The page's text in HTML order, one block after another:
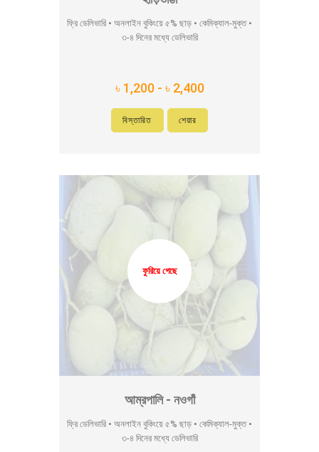
ফ্রি ডেলিভারি • অনলাইন বুকিংয়ে ৫% ছাড় • কেমিক্যাল-মুক্ত •
৩-৪ দিনের মধ্যে ডেলিভারি
৳ 1,200 - ৳ 2,400
বিস্তারিত শেয়ার
ফুরিয়ে গেছে
আম্রপালি - নওগাঁ
ফ্রি ডেলিভারি • অনলাইন বুকিংয়ে ৫% ছাড় • কেমিক্যাল-মুক্ত •
৩-৪ দিনের মধ্যে ডেলিভারি